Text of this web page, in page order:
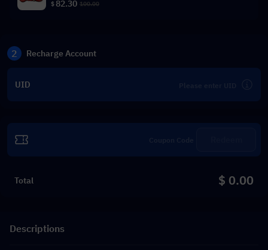
$ 82.30 100.00
2 Recharge Account
UID
Total $ 0.00
Descriptions